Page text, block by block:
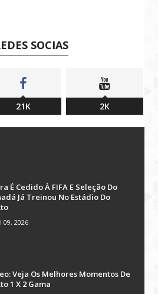
SOCIAS
21K 2K
É Cedido À FIFA E Seleção Do
Já Treinou No Estádio Do
09, 2026
Veja Os Melhores Momentos De
1 X 2 Gama